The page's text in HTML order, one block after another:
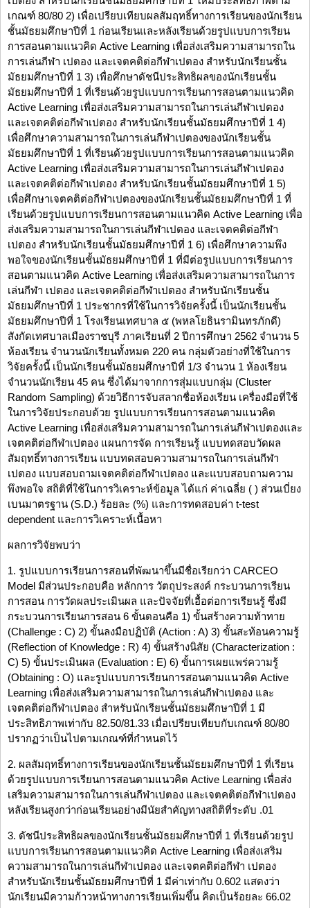
เกณฑ์ 80/80 2) เพื่อเปรียบเทียบผลสัมฤทธิ์ทางการเรียนของนักเรียน
ชั้นมัธยมศึกษาปีที่ 1 ก่อนเรียนและหลังเรียนด้วยรูปแบบการเรียน
การสอนตามแนวคิด Active Learning เพื่อส่งเสริมความสามารถใน
การเล่นกีฬา เปตอง และเจตคติต่อกีฬาเปตอง สำหรับนักเรียนชั้น
มัธยมศึกษาปีที่ 1 3) เพื่อศึกษาดัชนีประสิทธิผลของนักเรียนชั้น
มัธยมศึกษาปีที่ 1 ที่เรียนด้วยรูปแบบการเรียนการสอนตามแนวคิด
Active Learning เพื่อส่งเสริมความสามารถในการเล่นกีฬาเปตอง
และเจตคติต่อกีฬาเปตอง สำหรับนักเรียนชั้นมัธยมศึกษาปีที่ 1 4)
เพื่อศึกษาความสามารถในการเล่นกีฬาเปตองของนักเรียนชั้น
มัธยมศึกษาปีที่ 1 ที่เรียนด้วยรูปแบบการเรียนการสอนตามแนวคิด
Active Learning เพื่อส่งเสริมความสามารถในการเล่นกีฬาเปตอง
และเจตคติต่อกีฬาเปตอง สำหรับนักเรียนชั้นมัธยมศึกษาปีที่ 1 5)
เพื่อศึกษาเจตคติต่อกีฬาเปตองของนักเรียนชั้นมัธยมศึกษาปีที่ 1 ที่
เรียนด้วยรูปแบบการเรียนการสอนตามแนวคิด Active Learning เพื่อ
ส่งเสริมความสามารถในการเล่นกีฬาเปตอง และเจตคติต่อกีฬา
เปตอง สำหรับนักเรียนชั้นมัธยมศึกษาปีที่ 1 6) เพื่อศึกษาความพึง
พอใจของนักเรียนชั้นมัธยมศึกษาปีที่ 1 ที่มีต่อรูปแบบการเรียนการ
สอนตามแนวคิด Active Learning เพื่อส่งเสริมความสามารถในการ
เล่นกีฬา เปตอง และเจตคติต่อกีฬาเปตอง สำหรับนักเรียนชั้น
มัธยมศึกษาปีที่ 1 ประชากรที่ใช้ในการวิจัยครั้งนี้ เป็นนักเรียนชั้น
มัธยมศึกษาปีที่ 1 โรงเรียนเทศบาล ๕ (พหลโยธินรามินทรภักดี)
สังกัดเทศบาลเมืองราชบุรี ภาคเรียนที่ 2 ปีการศึกษา 2562 จำนวน 5
ห้องเรียน จำนวนนักเรียนทั้งหมด 220 คน กลุ่มตัวอย่างที่ใช้ในการ
วิจัยครั้งนี้ เป็นนักเรียนชั้นมัธยมศึกษาปีที่ 1/3 จำนวน 1 ห้องเรียน
จำนวนนักเรียน 45 คน ซึ่งได้มาจากการสุ่มแบบกลุ่ม (Cluster
Random Sampling) ด้วยวิธีการจับสลากชื่อห้องเรียน เครื่องมือที่ใช้
ในการวิจัยประกอบด้วย รูปแบบการเรียนการสอนตามแนวคิด
Active Learning เพื่อส่งเสริมความสามารถในการเล่นกีฬาเปตองและ
เจตคติต่อกีฬาเปตอง แผนการจัด การเรียนรู้ แบบทดสอบวัดผล
สัมฤทธิ์ทางการเรียน แบบทดสอบความสามารถในการเล่นกีฬา
เปตอง แบบสอบถามเจตคติต่อกีฬาเปตอง และแบบสอบถามความ
พึงพอใจ สถิติที่ใช้ในการวิเคราะห์ข้อมูล ได้แก่ ค่าเฉลี่ย ( ) ส่วนเบี่ยง
เบนมาตรฐาน (S.D.) ร้อยละ (%) และการทดสอบค่า t-test
dependent และการวิเคราะห์เนื้อหา
ผลการวิจัยพบว่า
1. รูปแบบการเรียนการสอนที่พัฒนาขึ้นมีชื่อเรียกว่า CARCEO
Model มีส่วนประกอบคือ หลักการ วัตถุประสงค์ กระบวนการเรียน
การสอน การวัดผลประเมินผล และปัจจัยที่เอื้อต่อการเรียนรู้ ซึ่งมี
กระบวนการเรียนการสอน 6 ขั้นตอนคือ 1) ขั้นสร้างความท้าทาย
(Challenge : C) 2) ขั้นลงมือปฏิบัติ (Action : A) 3) ขั้นสะท้อนความรู้
(Reflection of Knowledge : R) 4) ขั้นสร้างนิสัย (Characterization :
C) 5) ขั้นประเมินผล (Evaluation : E) 6) ขั้นการเผยแพร่ความรู้
(Obtaining : O) และรูปแบบการเรียนการสอนตามแนวคิด Active
Learning เพื่อส่งเสริมความสามารถในการเล่นกีฬาเปตอง และ
เจตคติต่อกีฬาเปตอง สำหรับนักเรียนชั้นมัธยมศึกษาปีที่ 1 มี
ประสิทธิภาพเท่ากับ 82.50/81.33 เมื่อเปรียบเทียบกับเกณฑ์ 80/80
ปรากฏว่าเป็นไปตามเกณฑ์ที่กำหนดไว้
2. ผลสัมฤทธิ์ทางการเรียนของนักเรียนชั้นมัธยมศึกษาปีที่ 1 ที่เรียน
ด้วยรูปแบบการเรียนการสอนตามแนวคิด Active Learning เพื่อส่ง
เสริมความสามารถในการเล่นกีฬาเปตอง และเจตคติต่อกีฬาเปตอง
หลังเรียนสูงกว่าก่อนเรียนอย่างมีนัยสำคัญทางสถิติที่ระดับ .01
3. ดัชนีประสิทธิผลของนักเรียนชั้นมัธยมศึกษาปีที่ 1 ที่เรียนด้วยรูป
แบบการเรียนการสอนตามแนวคิด Active Learning เพื่อส่งเสริม
ความสามารถในการเล่นกีฬาเปตอง และเจตคติต่อกีฬา เปตอง
สำหรับนักเรียนชั้นมัธยมศึกษาปีที่ 1 มีค่าเท่ากับ 0.602 แสดงว่า
นักเรียนมีความก้าวหน้าทางการเรียนเพิ่มขึ้น คิดเป็นร้อยละ 66.02